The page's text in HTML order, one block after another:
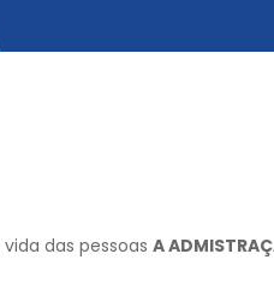
das pessoas A